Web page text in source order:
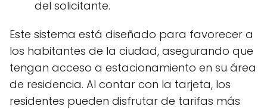
del solicitante.
Este sistema está diseñado para favorecer a
los habitantes de la ciudad, asegurando que
tengan acceso a estacionamiento en su área
de residencia. Al contar con la tarjeta, los
residentes pueden disfrutar de tarifas más